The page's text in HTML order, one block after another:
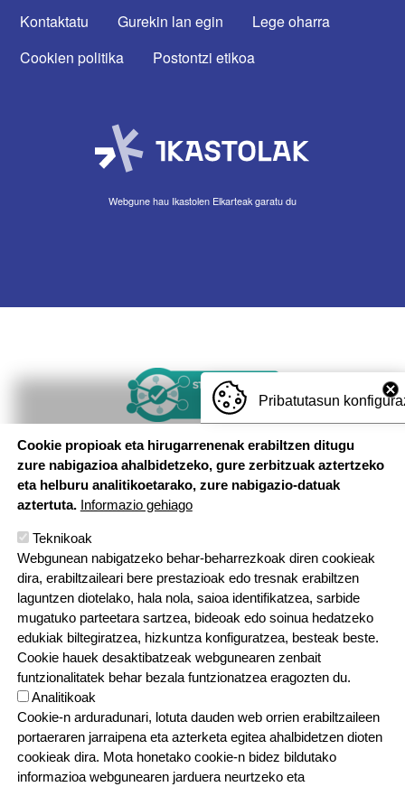
CONTACTA CON NOSOTROS
Kontaktatu Gurekin lan egin
Lege oharra
Cookien politika
Postontzi etikoa
Webgune hau Ikastolen Elkarteak garatu du
Irudia
Pribatutasun
Cookie propioak eta hirugarrenenak erabiltzen ditugu
zure nabigazioa ahalbidetzeko, gure zerbitzuak aztertzeko
eta helburu analitikoetarako, zure nabigazio-datuak
aztertuta. Informazio gehiago
Teknikoak
Webgunean nabigatzeko behar-beharrezkoak diren cookieak
dira, erabiltzaileari bere prestazioak edo tresnak erabiltzen
laguntzen diotelako, hala nola, saioa identifikatzea, sarbide
mugatuko parteetara sartzea, bideoak edo soinua hedatzeko
edukiak biltegiratzea, hizkuntza konfiguratzea, besteak beste.
Cookie hauek desaktibatzeak webgunearen zenbait
funtzionalitatek behar bezala funtzionatzea eragozten du.
Analitikoak
Cookie-n arduradunari, lotuta dauden web orrien erabiltzaileen
portaeraren jarraipena eta azterketa egitea ahalbidetzen dioten
cookieak dira. Mota honetako cookie-n bidez bildutako
informazioa webgunearen jarduera neurtzeko eta